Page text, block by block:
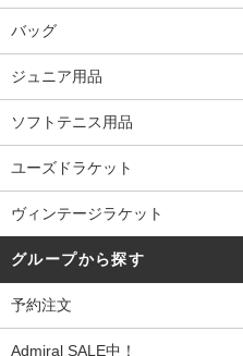
バッグ
ジュニア用品
ソフトテニス用品
ユーズドラケット
ヴィンテージラケット
グループから探す
予約注文
Admiral SALE中！